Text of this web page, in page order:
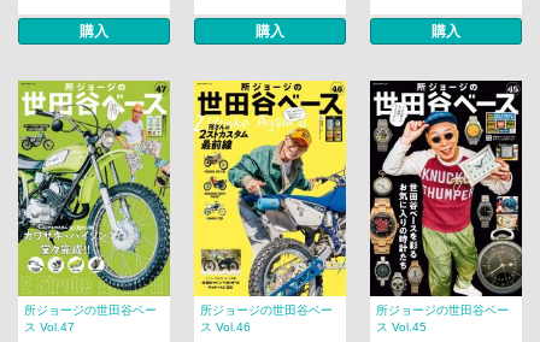
購入 購入 購入
所ジョージの世田谷ベー
ス Vol.47
所ジョージの世田谷ベー
ス Vol.46
所ジョージの世田谷ベー
ス Vol.45